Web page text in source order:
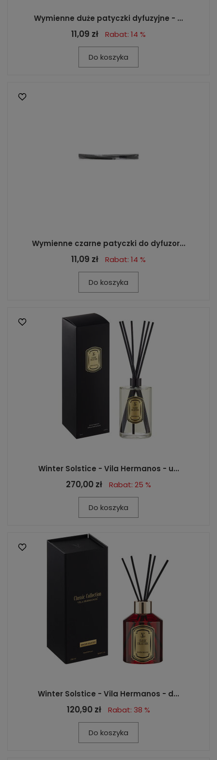
Wymienne duże patyczki dyfuzyjne - ...
11,09 zł Rabat: 14 %
Do koszyka
Wymienne czarne patyczki do dyfuzor...
11,09 zł Rabat: 14 %
Do koszyka
Winter Solstice - Vila Hermanos - u...
270,00 zł Rabat: 25 %
Do koszyka
Winter Solstice - Vila Hermanos - d...
120,90 zł Rabat: 38 %
Do koszyka